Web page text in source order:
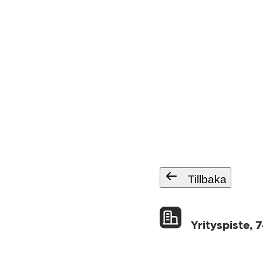
Tillbaka
Yrityspiste,